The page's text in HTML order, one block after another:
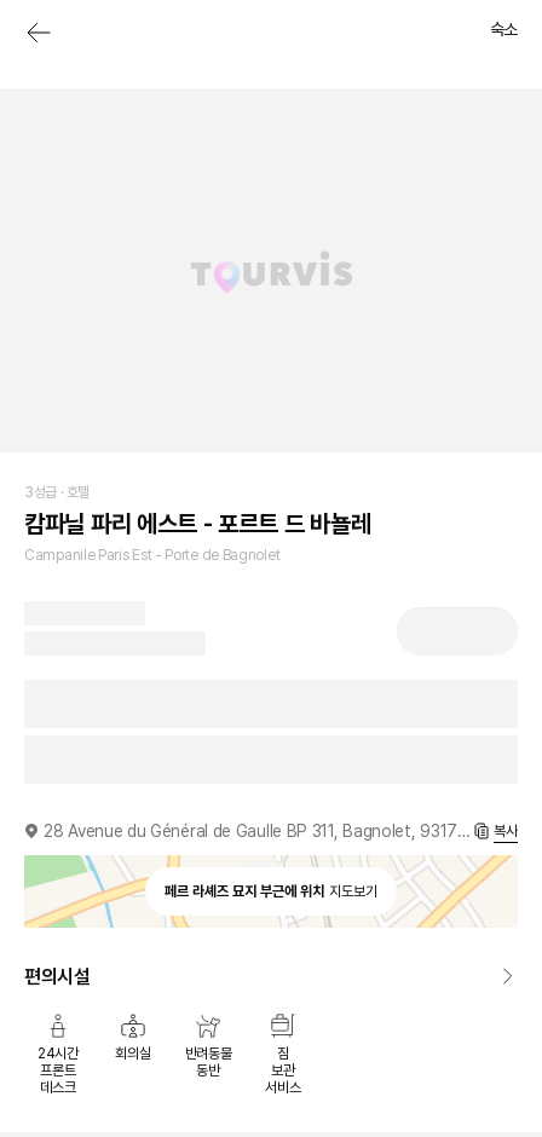
숙소
3성급 · 호텔
캄파닐 파리 에스트 - 포르트 드 바뇰레
Campanile Paris Est - Porte de Bagnolet
28 Avenue du Général de Gaulle BP 311, Bagnolet, 93170, FR 복사
페르 라셰즈 묘지 부근에 위치 지도보기
편의시설
24시간
프론트
데스크
회의실
반려동물
동반
짐
보관
서비스